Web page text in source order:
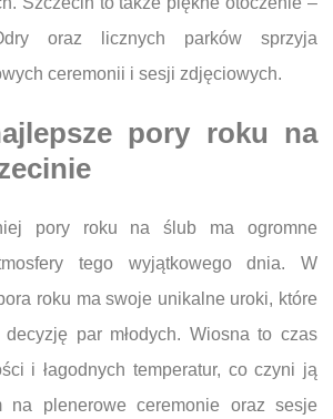
oraz licznych parków sprzyja
ceremonii i sesji zdjęciowych.
pory roku na
pory roku na ślub ma ogromne
tego wyjątkowego dnia. W
roku ma swoje unikalne uroki, które
decyzję par młodych. Wiosna to czas
i łagodnych temperatur, co czyni ją
na plenerowe ceremonie oraz sesje